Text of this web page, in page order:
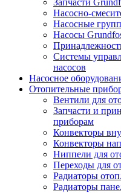
Запчасти
Насосно-
Насосные
Насосы
Системы
насосов
Насосное
Отопительные
Вентили для
Запчасти и
приборам
Конвекторы
Конвекторы
Ниппели для
Переходы для
Радиаторы
Радиаторы